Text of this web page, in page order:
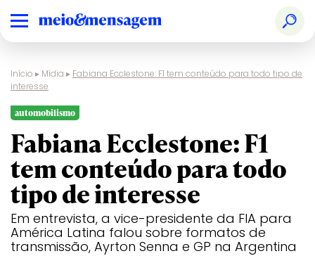
Início ▸ Mídia ▸ Fabiana Ecclestone: F1 tem conteúdo para todo tipo de
interesse
automobilismo
Fabiana Ecclestone: F1
tem conteúdo para todo
tipo de interesse
Em entrevista, a vice-presidente da FIA para
América Latina falou sobre formatos de
transmissão, Ayrton Senna e GP na Argentina